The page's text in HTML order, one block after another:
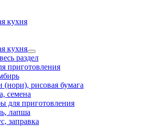
кухня
кухня
раздел
приготовления
(нори), рисовая бумага
семена
для приготовления
лапша
заправка